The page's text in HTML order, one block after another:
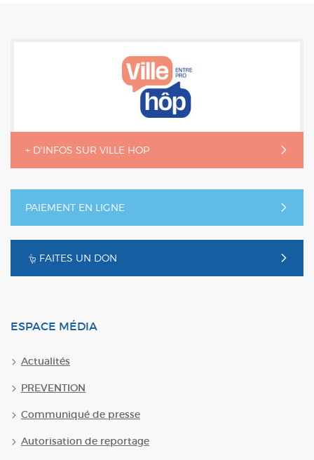
+ D'INFOS SUR VILLE HOP
PAIEMENT EN LIGNE
FAITES UN DON
ESPACE MÉDIA
Actualités
PREVENTION
Communiqué de presse
Autorisation de reportage